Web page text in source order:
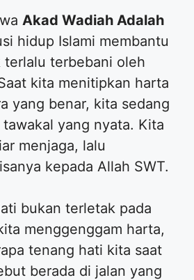
Akad Wadiah Adalah
hidup Islami membantu
terbebani oleh
kita menitipkan harta
yang benar, kita sedang
yang nyata. Kita
menjaga, lalu
kepada Allah SWT.
bukan terletak pada
menggenggam harta,
tenang hati kita saat
berada di jalan yang